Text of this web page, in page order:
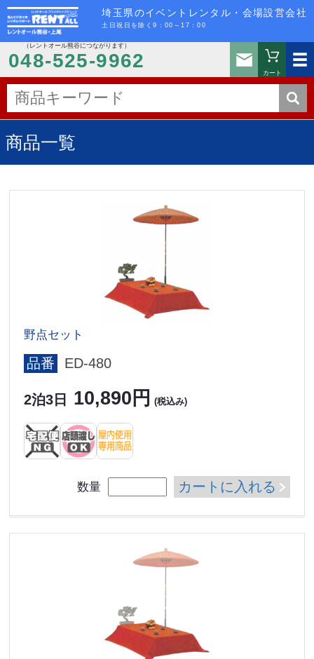
埼玉県のイベントレンタル・会場設営会社
土日祝日を除く9：00～17：00
（レントオール熊谷につながります）
048-525-9962 お問い
カート
商品一覧
野点セット
品番 ED-480
2泊3日 10,890円 (税込み)
数量 カートに入れる